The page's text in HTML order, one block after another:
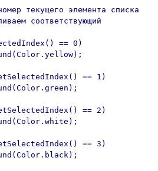
текущего элемента списка
соответствующий
== 0)
== 1)
== 2)
== 3)